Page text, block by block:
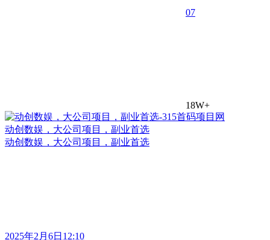
07
18W+
动创数娱，大公司项目，副业首选
动创数娱，大公司项目，副业首选
2025年2月6日12:10